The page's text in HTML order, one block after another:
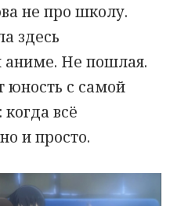
не про школу.
здесь
аниме. Не пошлая.
юность с самой
всё
и просто.